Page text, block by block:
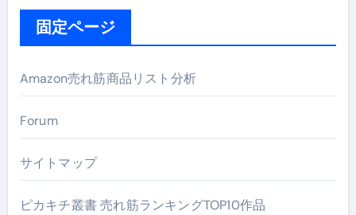
固定ページ
Amazon売れ筋商品リスト分析
Forum
サイトマップ
ピカキチ叢書 売れ筋ランキングTOP10作品